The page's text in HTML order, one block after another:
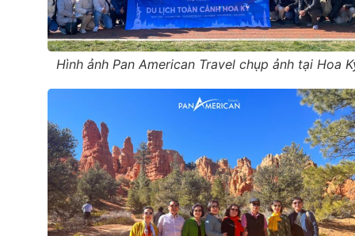
Hình ảnh Pan American Travel chụp ảnh tại Hoa